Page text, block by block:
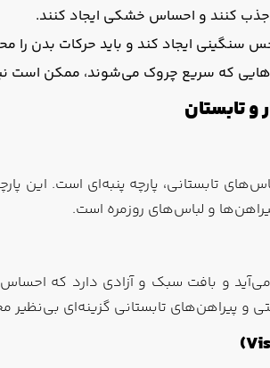
جذب کنند و احساس خشکی ایجاد کنند.
حس سنگینی ایجاد کند و باید حرکات بدن را
که سریع چروک می‌شوند، ممکن است
و تابستان
تابستانی، پارچه پنبه‌ای است.
و لباس‌های روزمره است.
و بافت سبک و آزادی دارد که
و پیراهن‌های تابستانی گزینه‌ای